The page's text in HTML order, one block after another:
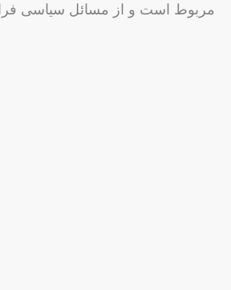
مربوط است و از مسائل سیاسی